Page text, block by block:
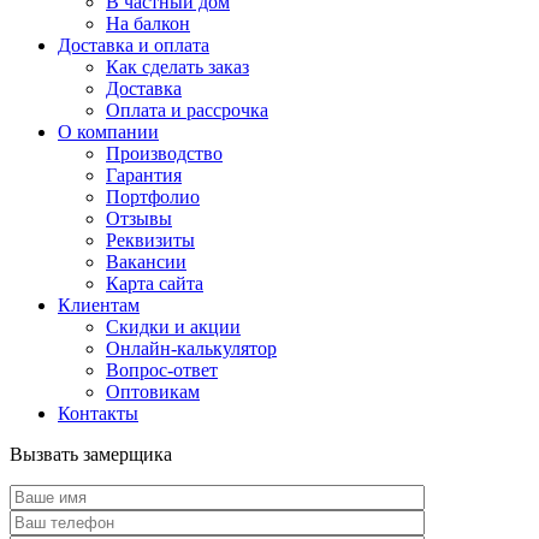
На балкон
Доставка и оплата
Как сделать заказ
Доставка
Оплата и рассрочка
О компании
Производство
Гарантия
Портфолио
Отзывы
Реквизиты
Вакансии
Карта сайта
Клиентам
Скидки и акции
Онлайн-калькулятор
Вопрос-ответ
Оптовикам
Контакты
Вызвать замерщика